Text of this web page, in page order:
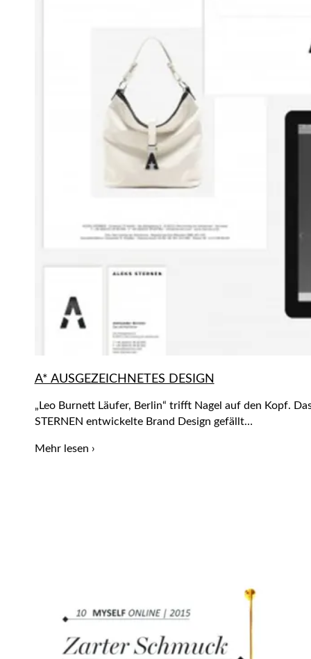
A* AUSGEZEICHNETES DESIGN
„Leo Burnett Läufer, Berlin“ trifft Nagel auf den Kopf.
STERNEN entwickelte Brand Design gefällt…
Mehr lesen ›